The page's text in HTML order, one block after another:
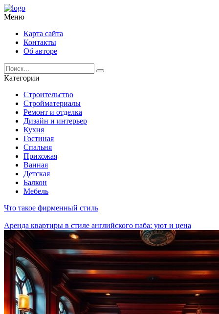
Меню
Карта сайта
Контакты
Об авторе
Категории
Строительство
Стройматериалы
Ремонт и отделка
Дизайн и интерьер
Кухня
Гостиная
Спальня
Прихожая
Ванная
Детская
Балкон
Мебель
Что такое фирменный стиль
Аренда квартиры в стиле английского паба: уют и цена